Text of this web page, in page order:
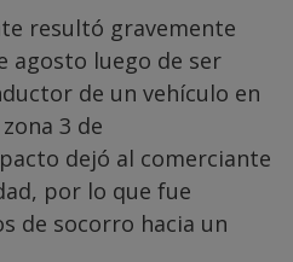
resultó gravemente
agosto luego de ser
de un vehículo en
3 de
dejó al comerciante
por lo que fue
de socorro hacia un